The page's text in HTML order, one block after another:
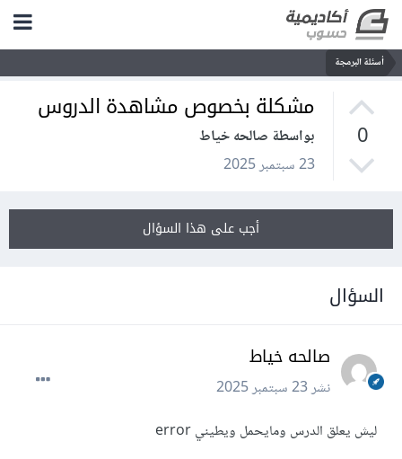
أسئلة البرمجة
0
مشكلة بخصوص مشاهدة الدروس
بواسطة صالحه خياط
23 سبتمبر 2025
أجب على هذا السؤال
السؤال
صالحه خياط
نشر23 سبتمبر 2025
ليش يعلق الدرس ومايحمل ويطيني error